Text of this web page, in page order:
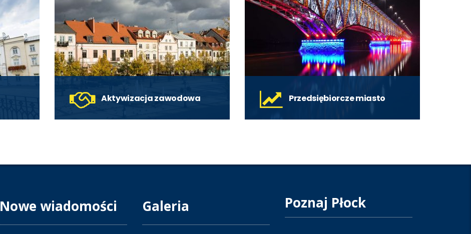
Aktywizacja zawodowa Przedsiębiorcze miasto
Nowe wiadomości Galeria Poznaj Płock